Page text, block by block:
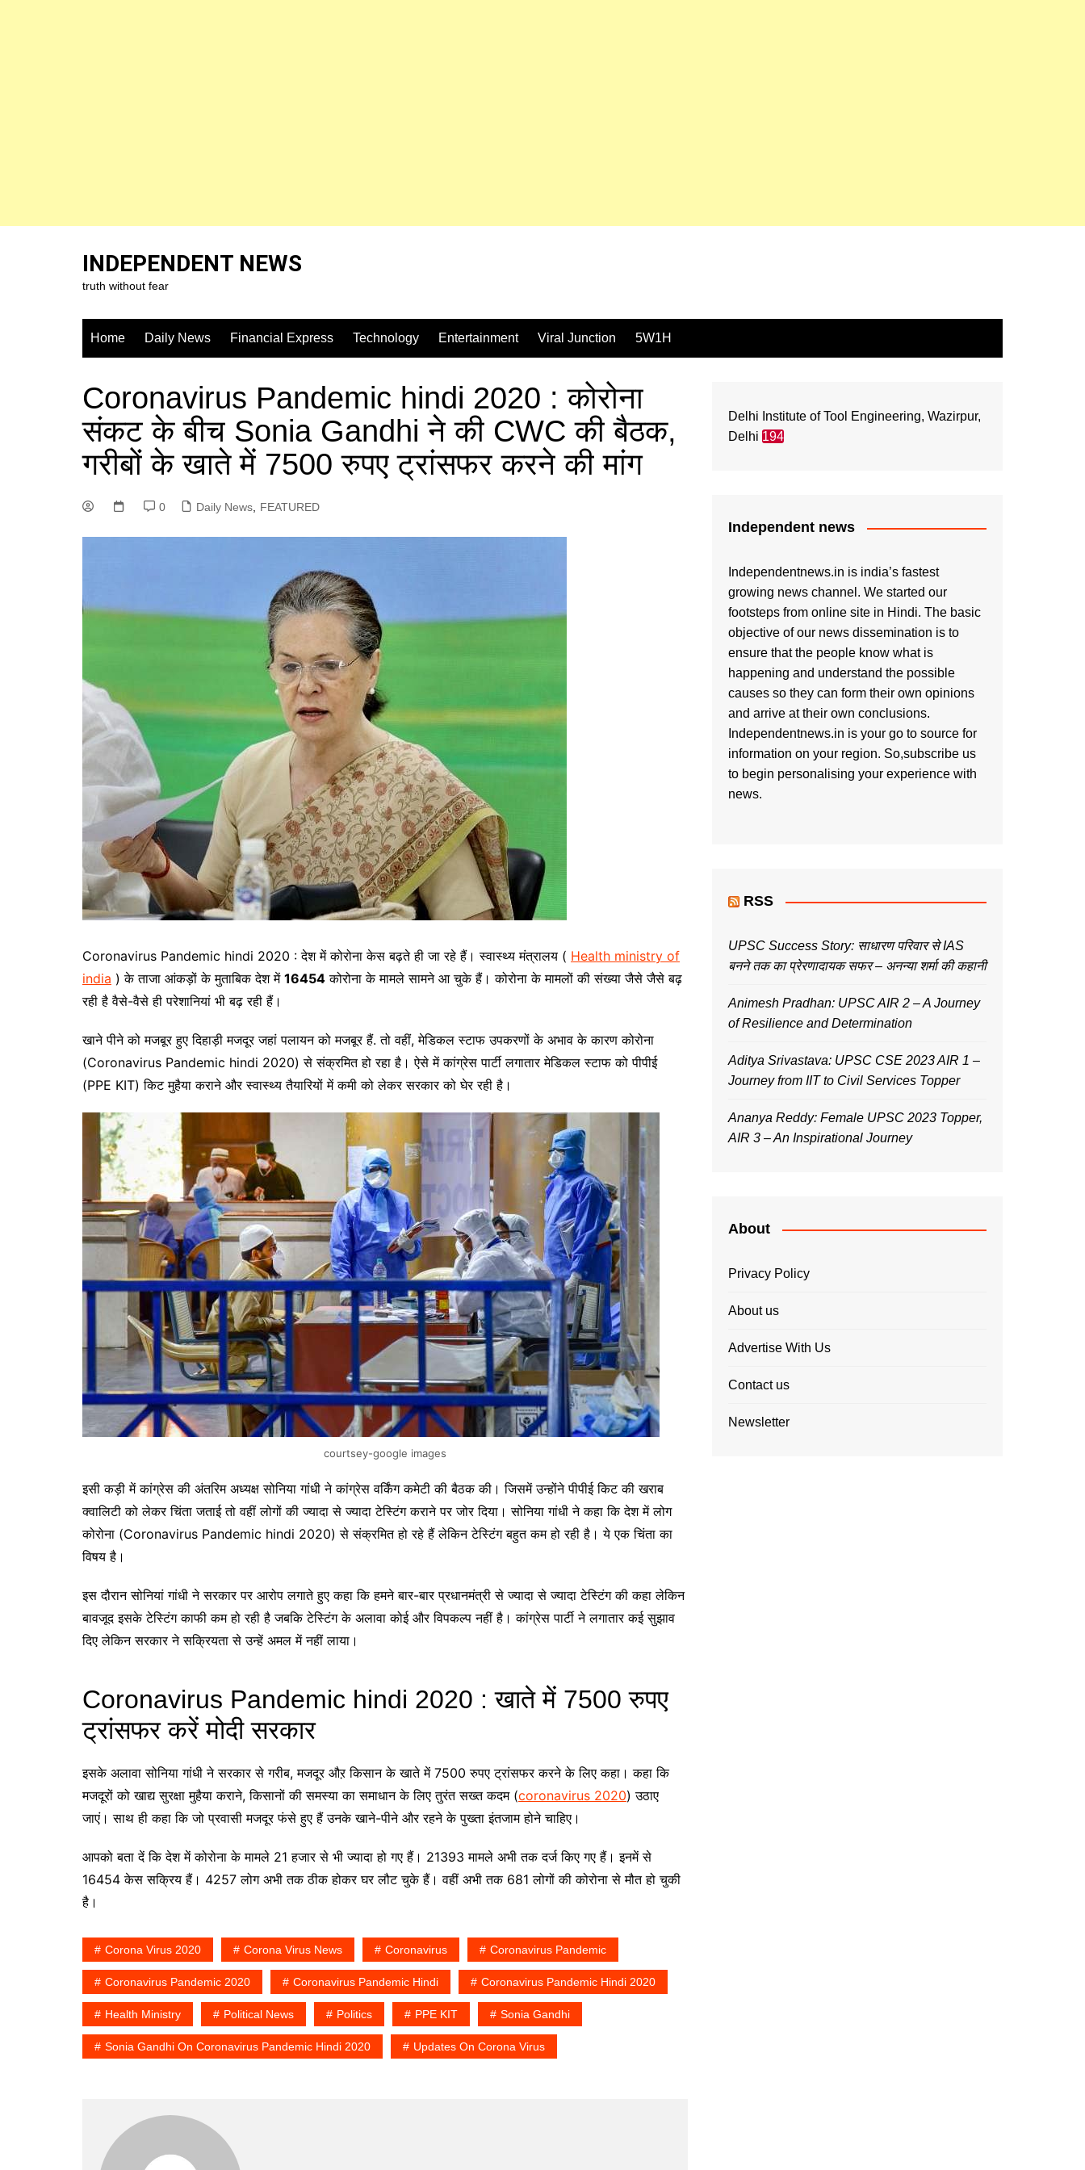
INDEPENDENT NEWS
truth without fear
Home Daily News Financial Express Technology Entertainment Viral Junction 5W1H
Coronavirus Pandemic hindi 2020 : कोरोना
संकट के बीच Sonia Gandhi ने की CWC की बैठक,
गरीबों के खाते में 7500 रुपए ट्रांसफर करने की मांग
0 Daily News FEATURED
Coronavirus Pandemic hindi 2020 : देश में कोरोना केस बढ़ते ही जा रहे हैं। स्वास्थ्य मंत्रालय ( Health ministry of
india ) के ताजा आंकड़ों के मुताबिक देश में 16454 कोरोना के मामले सामने आ चुके हैं। कोरोना के मामलों की संख्या जैसे जैसे बढ़
रही है वैसे-वैसे ही परेशानियां भी बढ़ रही हैं।
खाने पीने को मजबूर हुए दिहाड़ी मजदूर जहां पलायन को मजबूर हैं. तो वहीं, मेडिकल स्टाफ उपकरणों के अभाव के कारण कोरोना
(Coronavirus Pandemic hindi 2020) से संक्रमित हो रहा है। ऐसे में कांग्रेस पार्टी लगातार मेडिकल स्टाफ को पीपीई
(PPE KIT) किट मुहैया कराने और स्वास्थ्य तैयारियों में कमी को लेकर सरकार को घेर रही है।
courtsey-google images
इसी कड़ी में कांग्रेस की अंतरिम अध्यक्ष सोनिया गांधी ने कांग्रेस वर्किंग कमेटी की बैठक की। जिसमें उन्होंने पीपीई किट की खराब
क्वालिटी को लेकर चिंता जताई तो वहीं लोगों की ज्यादा से ज्यादा टेस्टिंग कराने पर जोर दिया। सोनिया गांधी ने कहा कि देश में लोग
कोरोना (Coronavirus Pandemic hindi 2020) से संक्रमित हो रहे हैं लेकिन टेस्टिंग बहुत कम हो रही है। ये एक चिंता का
विषय है।
इस दौरान सोनियां गांधी ने सरकार पर आरोप लगाते हुए कहा कि हमने बार-बार प्रधानमंत्री से ज्यादा से ज्यादा टेस्टिंग की कहा लेकिन
बावजूद इसके टेस्टिंग काफी कम हो रही है जबकि टेस्टिंग के अलावा कोई और विपकल्प नहीं है। कांग्रेस पार्टी ने लगातार कई सुझाव
दिए लेकिन सरकार ने सक्रियता से उन्हें अमल में नहीं लाया।
Coronavirus Pandemic hindi 2020 : खाते में 7500 रुपए
ट्रांसफर करें मोदी सरकार
इसके अलावा सोनिया गांधी ने सरकार से गरीब, मजदूर औऱ किसान के खाते में 7500 रुपए ट्रांसफर करने के लिए कहा। कहा कि
मजदूरों को खाद्य सुरक्षा मुहैया कराने, किसानों की समस्या का समाधान के लिए तुरंत सख्त कदम (coronavirus 2020) उठाए
जाएं। साथ ही कहा कि जो प्रवासी मजदूर फंसे हुए हैं उनके खाने-पीने और रहने के पुख्ता इंतजाम होने चाहिए।
आपको बता दें कि देश में कोरोना के मामले 21 हजार से भी ज्यादा हो गए हैं। 21393 मामले अभी तक दर्ज किए गए हैं। इनमें से
16454 केस सक्रिय हैं। 4257 लोग अभी तक ठीक होकर घर लौट चुके हैं। वहीं अभी तक 681 लोगों की कोरोना से मौत हो चुकी
है।
Corona Virus 2020 Corona Virus News Coronavirus Coronavirus Pandemic
Coronavirus Pandemic 2020 Coronavirus Pandemic Hindi Coronavirus Pandemic Hindi 2020
Health Ministry Political News Politics PPE KIT Sonia Gandhi
Sonia Gandhi On Coronavirus Pandemic Hindi 2020 Updates On Corona Virus
Delhi Institute of Tool Engineering, Wazirpur,
Delhi 194
Independent news
Independentnews.in is india’s fastest
growing news channel. We started our
footsteps from online site in Hindi. The basic
objective of our news dissemination is to
ensure that the people know what is
happening and understand the possible
causes so they can form their own opinions
and arrive at their own conclusions.
Independentnews.in is your go to source for
information on your region. So,subscribe us
to begin personalising your experience with
news.
RSS
UPSC Success Story: साधारण परिवार से IAS
बनने तक का प्रेरणादायक सफर – अनन्या शर्मा की कहानी
Animesh Pradhan: UPSC AIR 2 – A Journey
of Resilience and Determination
Aditya Srivastava: UPSC CSE 2023 AIR 1 –
Journey from IIT to Civil Services Topper
Ananya Reddy: Female UPSC 2023 Topper,
AIR 3 – An Inspirational Journey
About
Privacy Policy
About us
Advertise With Us
Contact us
Newsletter